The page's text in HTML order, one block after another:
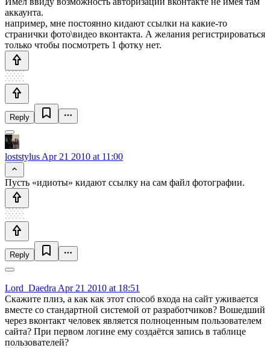
аккаунта.
например, мне постоянно кидают ссылки на какие-то
странички фото\видео вконтакта. А желания регистрироваться
только чтобы посмотреть 1 фотку нет.
Reply
loststylus Apr 21 2010 at 11:00
Пусть «идиоты» кидают ссылку на сам файл фотографии.
Reply
Lord_Daedra Apr 21 2010 at 18:51
Скажите плиз, а как как этот способ входа на сайт уживается
вместе со стандартной системой от разработчиков? Вошедший
через вконтакт человек является полноценным пользователем
сайта? При первом логине ему создаётся запись в таблице
пользователей?